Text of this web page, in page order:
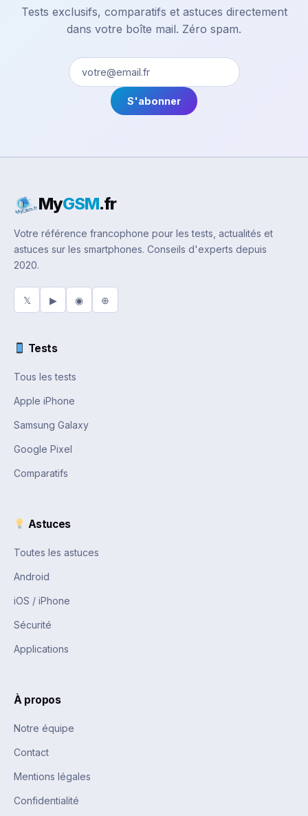
Tests exclusifs, comparatifs et astuces directement
dans votre boîte mail. Zéro spam.
S'abonner
MyGSM.fr
Votre référence francophone pour les tests, actualités et
astuces sur les smartphones. Conseils d'experts depuis
2020.
𝕏 ▶ ◉ ⊕
Tests
Tous les tests
Apple iPhone
Samsung Galaxy
Google Pixel
Comparatifs
Astuces
Toutes les astuces
Android
iOS / iPhone
Sécurité
Applications
À propos
Notre équipe
Contact
Mentions légales
Confidentialité